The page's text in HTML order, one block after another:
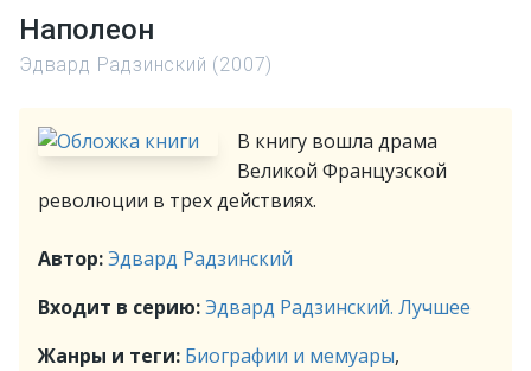
Наполеон
Эдвард Радзинский (2007)
В книгу вошла драма
Великой Французской
революции в трех действиях.
Автор:Эдвард Радзинский
Входит в серию:Эдвард Радзинский. Лучшее
Жанры и теги: Биографии и мемуары,